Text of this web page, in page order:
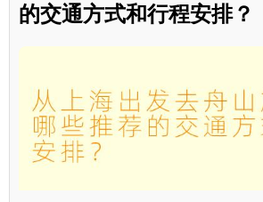
的交通方式和行程安排？